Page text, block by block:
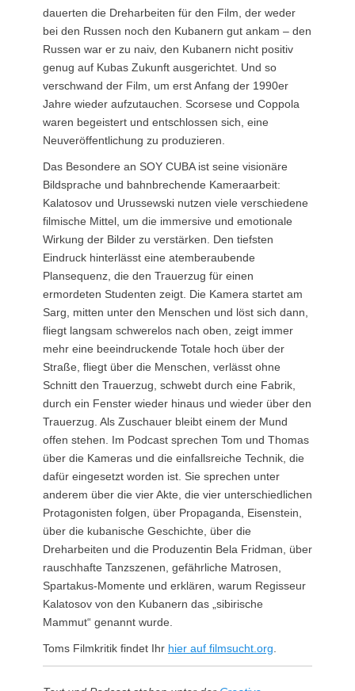
dauerten die Dreharbeiten für den Film, der weder
bei den Russen noch den Kubanern gut ankam – den
Russen war er zu naiv, den Kubanern nicht positiv
genug auf Kubas Zukunft ausgerichtet. Und so
verschwand der Film, um erst Anfang der 1990er
Jahre wieder aufzutauchen. Scorsese und Coppola
waren begeistert und entschlossen sich, eine
Neuveröffentlichung zu produzieren.
Das Besondere an SOY CUBA ist seine visionäre
Bildsprache und bahnbrechende Kameraarbeit:
Kalatosov und Urussewski nutzen viele verschiedene
filmische Mittel, um die immersive und emotionale
Wirkung der Bilder zu verstärken. Den tiefsten
Eindruck hinterlässt eine atemberaubende
Plansequenz, die den Trauerzug für einen
ermordeten Studenten zeigt. Die Kamera startet am
Sarg, mitten unter den Menschen und löst sich dann,
fliegt langsam schwerelos nach oben, zeigt immer
mehr eine beeindruckende Totale hoch über der
Straße, fliegt über die Menschen, verlässt ohne
Schnitt den Trauerzug, schwebt durch eine Fabrik,
durch ein Fenster wieder hinaus und wieder über den
Trauerzug. Als Zuschauer bleibt einem der Mund
offen stehen. Im Podcast sprechen Tom und Thomas
über die Kameras und die einfallsreiche Technik, die
dafür eingesetzt worden ist. Sie sprechen unter
anderem über die vier Akte, die vier unterschiedlichen
Protagonisten folgen, über Propaganda, Eisenstein,
über die kubanische Geschichte, über die
Dreharbeiten und die Produzentin Bela Fridman, über
rauschhafte Tanzszenen, gefährliche Matrosen,
Spartakus-Momente und erklären, warum Regisseur
Kalatosov von den Kubanern das „sibirische
Mammut“ genannt wurde.
Toms Filmkritik findet Ihr hier auf filmsucht.org